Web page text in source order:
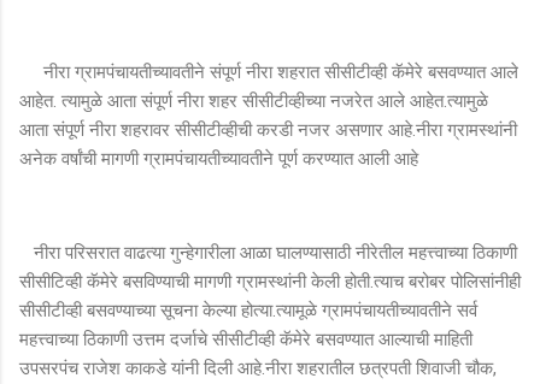
नीरा ग्रामपंचायतीच्यावतीने संपूर्ण नीरा शहरात सीसीटीव्ही कॅमेरे बसवण्यात आले
आहेत. त्यामुळे आता संपूर्ण नीरा शहर सीसीटीव्हीच्या नजरेत आले आहेत.त्यामुळे
आता संपूर्ण नीरा शहरावर सीसीटीव्हीची करडी नजर असणार आहे.नीरा ग्रामस्थांनी
अनेक वर्षांची मागणी ग्रामपंचायतीच्यावतीने पूर्ण करण्यात आली आहे
नीरा परिसरात वाढत्या गुन्हेगारीला आळा घालण्यासाठी नीरेतील महत्त्वाच्या ठिकाणी
सीसीटिव्ही कॅमेरे बसविण्याची मागणी ग्रामस्थांनी केली होती.त्याच बरोबर पोलिसांनीही
सीसीटीव्ही बसवण्याच्या सूचना केल्या होत्या.त्यामूळे ग्रामपंचायतीच्यावतीने सर्व
महत्त्वाच्या ठिकाणी उत्तम दर्जाचे सीसीटीव्ही कॅमेरे बसवण्यात आल्याची माहिती
उपसरपंच राजेश काकडे यांनी दिली आहे.नीरा शहरातील छत्रपती शिवाजी चौक,